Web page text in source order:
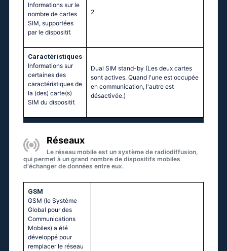
Informations sur le
nombre de cartes
SIM, supportées
par le dispositif.
2
Caractéristiques
Informations sur
certaines des
caractéristiques de
la (des) carte(s)
SIM du dispositif.
Dual SIM stand-by (Les deux cartes
sont actives. Quand l'une est occupée
en communication, l'autre est
désactivée.)
Réseaux
Le réseau mobile est un système de radiodiffusion,
qui permet à un grand nombre de dispositifs mobiles
d'échanger de données entre eux.
GSM
GSM (le Système
Global pour des
Communications
Mobiles) a été
développé pour
remplacer le réseau